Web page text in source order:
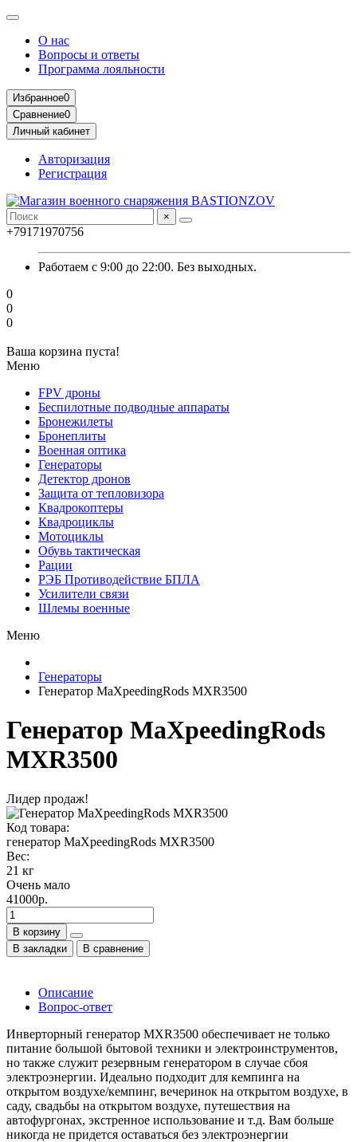
О нас
Вопросы и ответы
Программа лояльности
Избранное0
Сравнение0
Личный кабинет
Авторизация
Регистрация
×
+79171970756
Работаем с 9:00 до 22:00. Без выходных.
0
0
0
Ваша корзина пуста!
Меню
FPV дроны
Беспилотные подводные аппараты
Бронежилеты
Бронеплиты
Военная оптика
Генераторы
Детектор дронов
Защита от тепловизора
Квадрокоптеры
Квадроциклы
Мотоциклы
Обувь тактическая
Рации
РЭБ Противодействие БПЛА
Усилители связи
Шлемы военные
Меню
Генераторы
Генератор MaXpeedingRods MXR3500
Генератор MaXpeedingRods
MXR3500
Лидер продаж!
Код товара:
генератор MaXpeedingRods MXR3500
Вес:
21 кг
Очень мало
41000р.
В корзину
В закладки
В сравнение
Описание
Вопрос-ответ
Инверторный генератор MXR3500 обеспечивает не только
питание большой бытовой техники и электроинструментов,
но также служит резервным генератором в случае сбоя
электроэнергии. Идеально подходит для кемпинга на
открытом воздухе/кемпинг, вечеринок на открытом воздухе, в
саду, свадьбы на открытом воздухе, путешествия на
автофургонах, экстренное использование и т.д. Вам больше
никогда не придется оставаться без электроэнергии